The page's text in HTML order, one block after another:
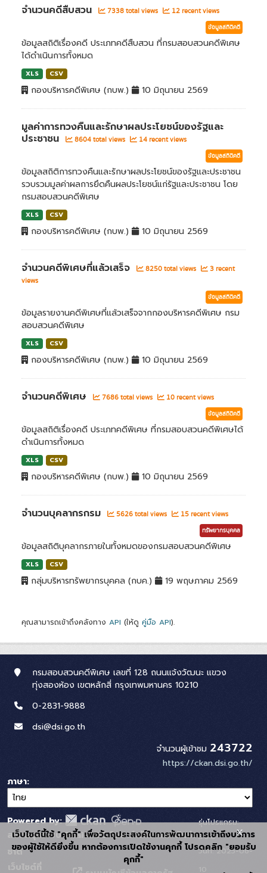
จำนวนคดีสืบสวน 7338 total views 12 recent views
ข้อมูลสถิติคดี
ข้อมูลสถิติเรื่องคดี ประเภทคดีสืบสวน ที่กรมสอบสวนคดีพิเศษ
ได้ดำเนินการทั้งหมด
XLS CSV
กองบริหารคดีพิเศษ (กบพ.) 10 มิถุนายน 2569
มูลค่าการทวงคืนและรักษาผลประโยชน์ของรัฐและ
ประชาชน
8604 total views 14 recent views
ข้อมูลสถิติคดี
ข้อมูลสถิติการทวงคืนและรักษาผลประโยชน์ของรัฐและประชาชน
รวบรวมมูลค่าผลการยึดคืนผลประโยชน์แก่รัฐและประชาชน โดย
กรมสอบสวนคดีพิเศษ
XLS CSV
กองบริหารคดีพิเศษ (กบพ.) 10 มิถุนายน 2569
จำนวนคดีพิเศษที่แล้วเสร็จ 8250 total views
3 recent
views
ข้อมูลสถิติคดี
ข้อมูลรายงานคดีพิเศษที่แล้วเสร็จจากกองบริหารคดีพิเศษ กรม
สอบสวนคดีพิเศษ
XLS CSV
กองบริหารคดีพิเศษ (กบพ.) 10 มิถุนายน 2569
จำนวนคดีพิเศษ 7686 total views 10 recent views
ข้อมูลสถิติคดี
ข้อมูลสถิติเรื่องคดี ประเภทคดีพิเศษ ที่กรมสอบสวนคดีพิเศษได้
ดำเนินการทั้งหมด
XLS CSV
กองบริหารคดีพิเศษ (กบพ.) 10 มิถุนายน 2569
จำนวนบุคลากรกรม 5626 total views 15 recent views
ทรัพยากรบุคคล
ข้อมูลสถิติบุคลากรภายในทั้งหมดของกรมสอบสวนคดีพิเศษ
XLS CSV
กลุ่มบริหารทรัพยากรบุคคล (กบค.) 19 พฤษภาคม 2569
คุณสามารถเข้าถึงคลังทาง API (ให้ดู คู่มือ API).
กรมสอบสวนคดีพิเศษ เลขที่ 128 ถนนแจ้งวัฒนะ แขวง
ทุ่งสองห้อง เขตหลักสี่ กรุงเทพมหานคร 10210
0-2831-9888
dsi@dsi.go.th
จำนวนผู้เข้าชม 243722
https://ckan.dsi.go.th/
ภาษา
Powered by:
สนับสนุนระบบ Thai-GDC โดย สำนักงานสถิติแห่ง
ชาติ
รุ่นโปรแกรม:
3.0.0
วันที่: 2025-06-
เว็บไซต์นี้ใช้ "คุกกี้" เพื่อวัตถุประสงค์ในการพัฒนาการเข้าถึงบริการ
ของผู้ใช้ให้ดียิ่งขึ้น หากต้องการเปิดใช้งานคุกกี้ โปรดคลิก "ยอมรับ
คุกกี้"
x